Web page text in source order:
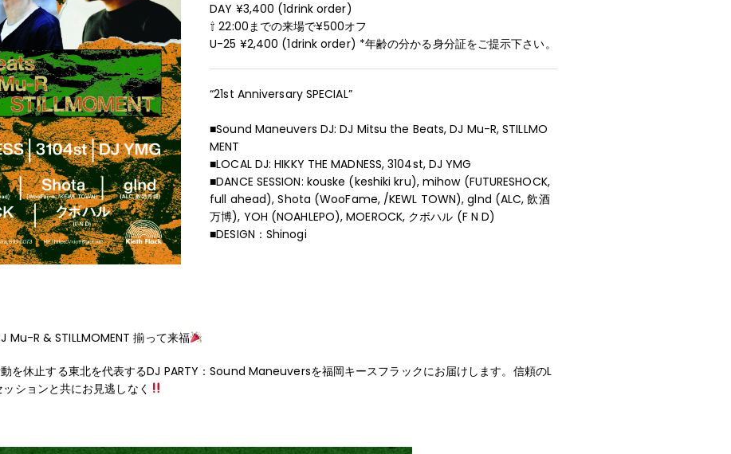
DAY ¥3,400 (1drink order)
⇧ 22:00までの来場で¥500オフ
U-25 ¥2,400 (1drink order) *年齢の分かる身分証をご提示下さい。
“21st Anniversary SPECIAL”
■Sound Maneuvers DJ: DJ Mitsu the Beats, DJ Mu-R, STILLMO
MENT
■LOCAL DJ: HIKKY THE MADNESS, 3104st, DJ YMG
■DANCE SESSION: kouske (keshiki kru), mihow (FUTURESHOCK,
full ahead), Shota (WooFame, /KEWL TOWN), glnd (ALC, 飲酒
万博), YOH (NOAHLEPO), MOEROCK, クボハル (F N D)
■DESIGN：Shinogi
R & STILLMOMENT 揃って来福
を休止する東北を代表するDJ PARTY：Sound Maneuversを福岡キースフラックにお届けします。信頼のL
ションと共にお見逃しなく